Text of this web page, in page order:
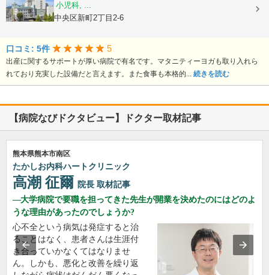
産科, 婦人科, 小児科, ...
熊本県熊本市中央区新町2丁目2-6
口コミ: 5件 5
出産に関するサポートが厚い病院で有名です。マタニティーヨガも取り入れら
れており充実した設備だと言えます。また食事も本格的... 続きを読む
【病院なびドクタビュー】ドクター取材記事
熊本県熊本市南区
たかしお内科ハートクリニック
高潮 征爾 院長 取材記事
大学病院で要職を担ってきた先生が開業を決めたのにはどのよ
うな理由があったのでしょうか?
心不全という病気は発症すると治
ることはなく、患者さんは生涯付
き合っていかなくてはなりませ
ん。しかも、悪化と改善を繰り返